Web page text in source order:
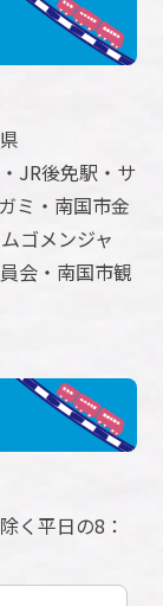
JR後免駅・サ
ミ・南国市金
ゴメンジャ
会・南国市観
く平日の8：